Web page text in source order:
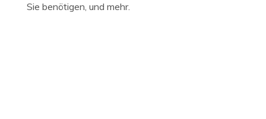
Sie benötigen, und mehr.